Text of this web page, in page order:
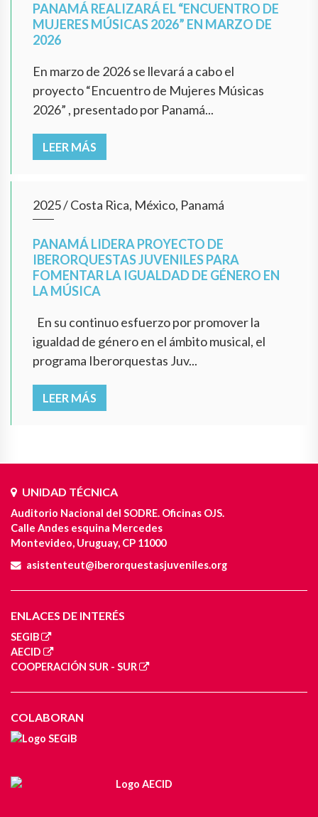
PANAMÁ REALIZARÁ EL “ENCUENTRO DE
MUJERES MÚSICAS 2026” EN MARZO DE
2026
En marzo de 2026 se llevará a cabo el
proyecto “Encuentro de Mujeres Músicas
2026” , presentado por Panamá...
LEER MÁS
2025/Costa Rica, México, Panamá
PANAMÁ LIDERA PROYECTO DE
IBERORQUESTAS JUVENILES PARA
FOMENTAR LA IGUALDAD DE GÉNERO EN
LA MÚSICA
En su continuo esfuerzo por promover la
igualdad de género en el ámbito musical, el
programa Iberorquestas Juv...
LEER MÁS
UNIDAD TÉCNICA
Auditorio Nacional del SODRE. Oficinas OJS.
Calle Andes esquina Mercedes
Montevideo, Uruguay, CP 11000
asistenteut@iberorquestasjuveniles.org
ENLACES DE INTERÉS
SEGIB
AECID
COOPERACIÓN SUR - SUR
COLABORAN